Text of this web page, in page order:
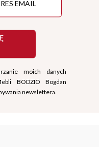
moich danych
BODZIO Bogdan
newslettera.